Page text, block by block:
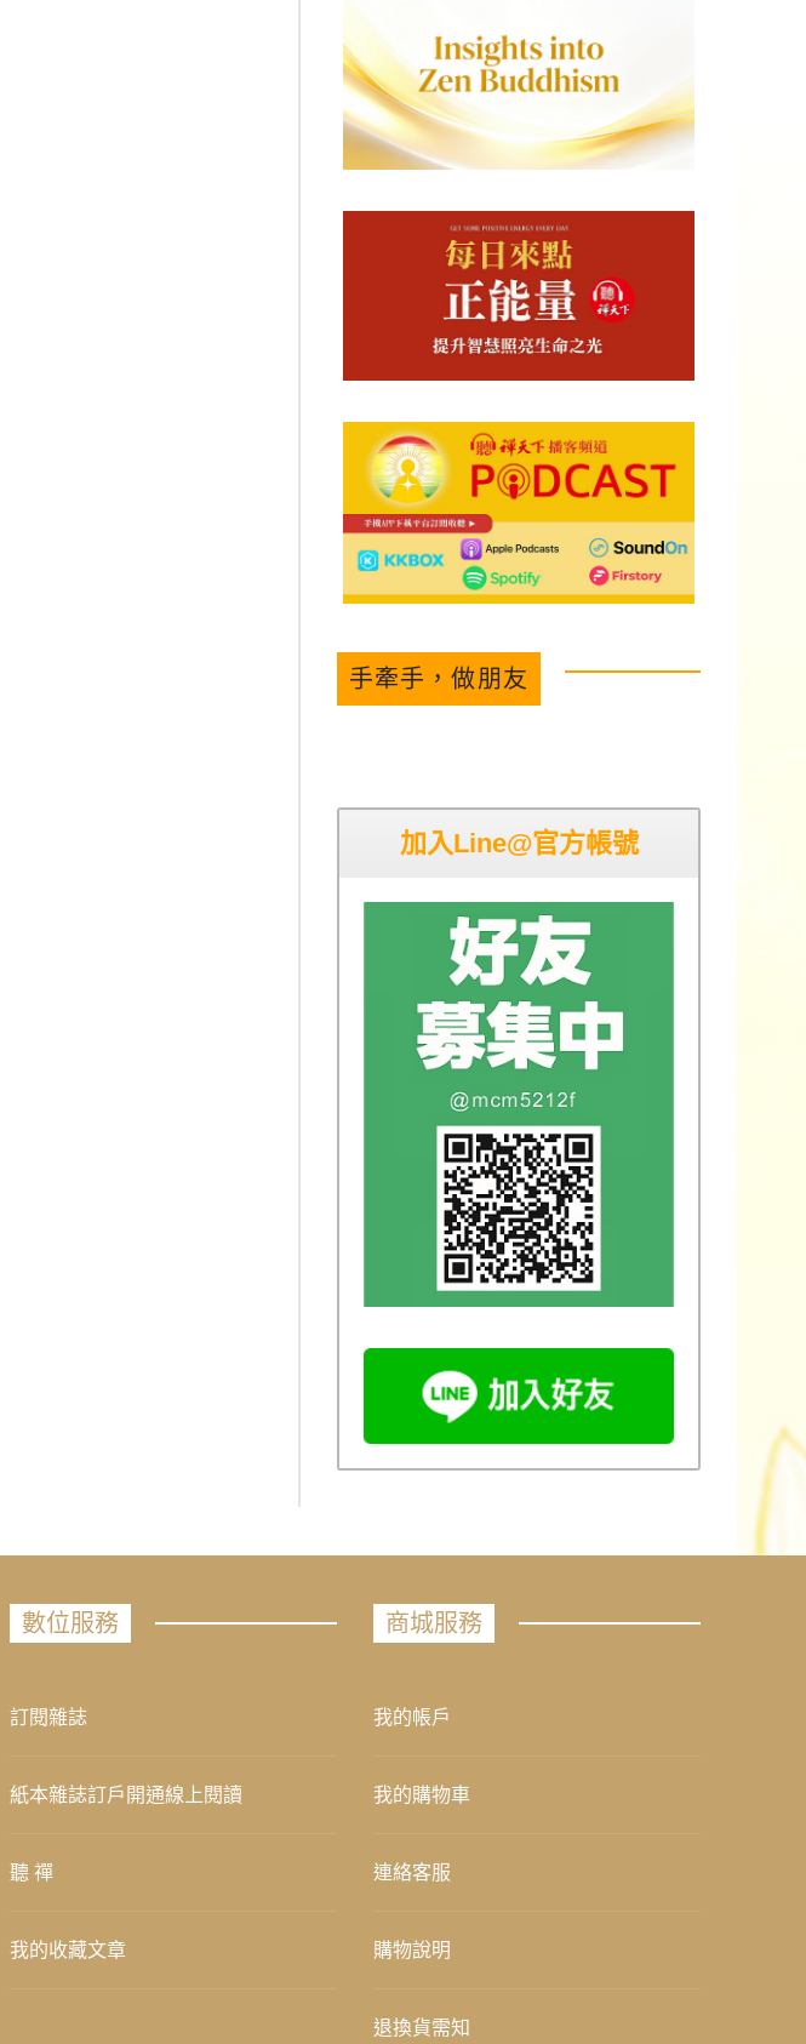
手牽手，做朋友
加入Line@官方帳號
數位服務
訂閱雜誌
紙本雜誌訂戶開通線上閱讀
聽 禪
我的收藏文章
商城服務
我的帳戶
我的購物車
連絡客服
購物說明
退換貨需知